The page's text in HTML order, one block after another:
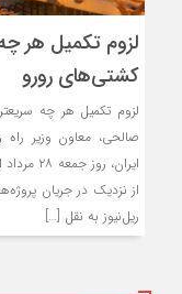
لزوم تکمیل هر
کشتی‌های رورو
لزوم تکمیل هر چه
صالحی، معاون وزیر
ایران،
از نزدیک در جریان
ریل‌نیوز به نقل […]